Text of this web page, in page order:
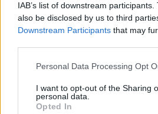
IAB’s list of downstream
also be disclosed by us to third
Downstream Participants that may
Personal Data Processing Opt
I want to opt-out of the Sharing
personal data.
Opted In
personi që nuk i plotëson
data e kthimit të planifikuar;
jetë më e vjetër se dhjetë
justifikuar dhe personi të